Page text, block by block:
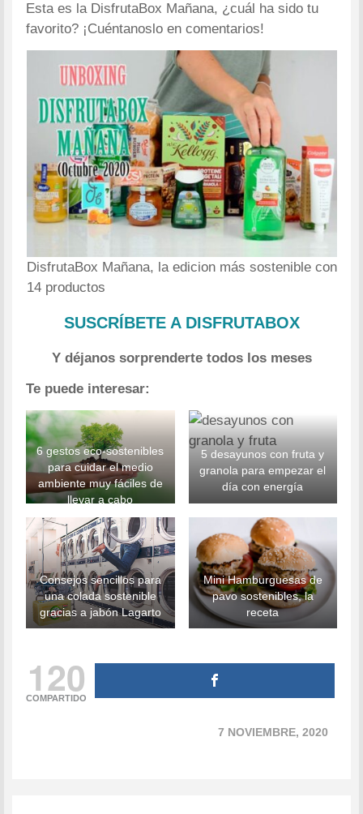
Esta es la DisfrutaBox Mañana, ¿cuál ha sido tu
favorito? ¡Cuéntanoslo en comentarios!
DisfrutaBox Mañana, la edicion más sostenible con
14 productos
SUSCRÍBETE A DISFRUTABOX
Y déjanos sorprenderte todos los meses
Te puede interesar:
6 gestos eco-sostenibles
para cuidar el medio
ambiente muy fáciles de
llevar a cabo
5 desayunos con fruta y
granola para empezar el
día con energía
Consejos sencillos para
una colada sostenible
gracias a jabón Lagarto
Mini Hamburguesas de
pavo sostenibles, la
receta
120
COMPARTIDO
7 NOVIEMBRE, 2020